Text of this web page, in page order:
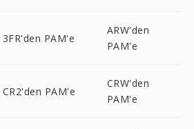
3FR'den PAM'e
ARW'den
PAM'e
CR2'den PAM'e
CRW'den
PAM'e